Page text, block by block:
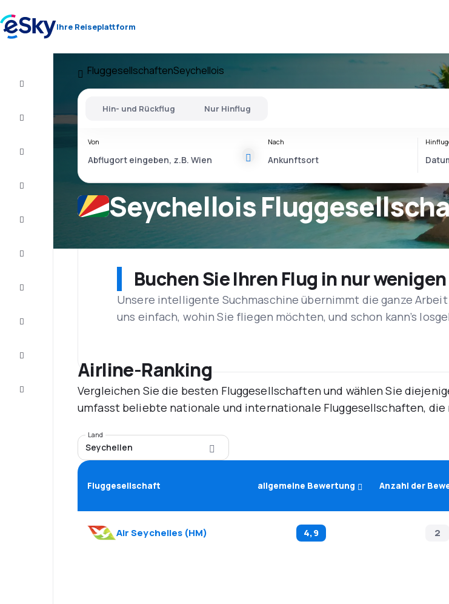
Ihre Reiseplattform
Kundenservice
FluggesellschaftenSeychellois
Seychellois
Hin- und Rückflug Nur Hinflug
Von Nach
Buchen Sie Ihren Flug in nur
Unsere intelligente Suchmaschine übernimmt die ganze Arbeit
uns einfach, wohin Sie fliegen möchten, und schon kann’s
Airline-Ranking
Vergleichen Sie die besten Fluggesellschaften und wählen Sie
umfasst beliebte nationale und internationale Fluggesellschaften,
Land
Seychellen
Fluggesellschaft allgemeine Bewertung Anzahl der
Air Seychelles (HM) 4,9 2